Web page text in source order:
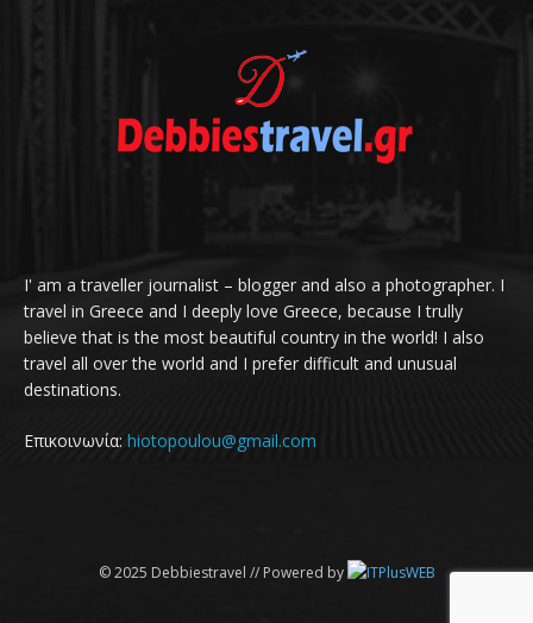
I' am a traveller journalist – blogger and also a photographer. I
travel in Greece and I deeply love Greece, because I trully
believe that is the most beautiful country in the world! I also
travel all over the world and I prefer difficult and unusual
destinations.
Επικοινωνία: hiotopoulou@gmail.com
© 2025 Debbiestravel // Powered by